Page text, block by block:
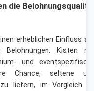
die
erheblichen Einfluss
Kisten
und
Chance, seltene
zu liefern, im Vergleich